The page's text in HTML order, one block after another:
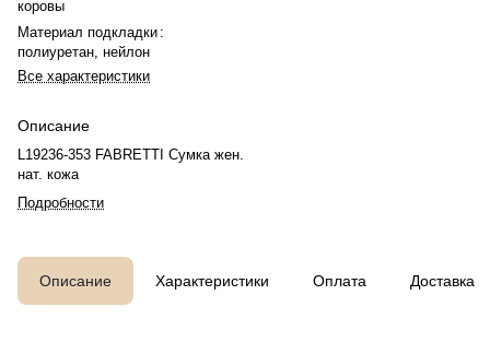
коровы
Материал подкладки :
полиуретан, нейлон
Все характеристики
Описание
L19236-353 FABRETTI Сумка жен.
нат. кожа
Подробности
Описание Характеристики Оплата Доставка